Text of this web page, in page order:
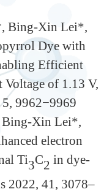
Bing-Xin Lei*,
Dye with
Efficient
of 1.13 V,
9962−9969
Bing-Xin Lei*,
electron
Ti3C2 in dye-
2022, 41, 3078–